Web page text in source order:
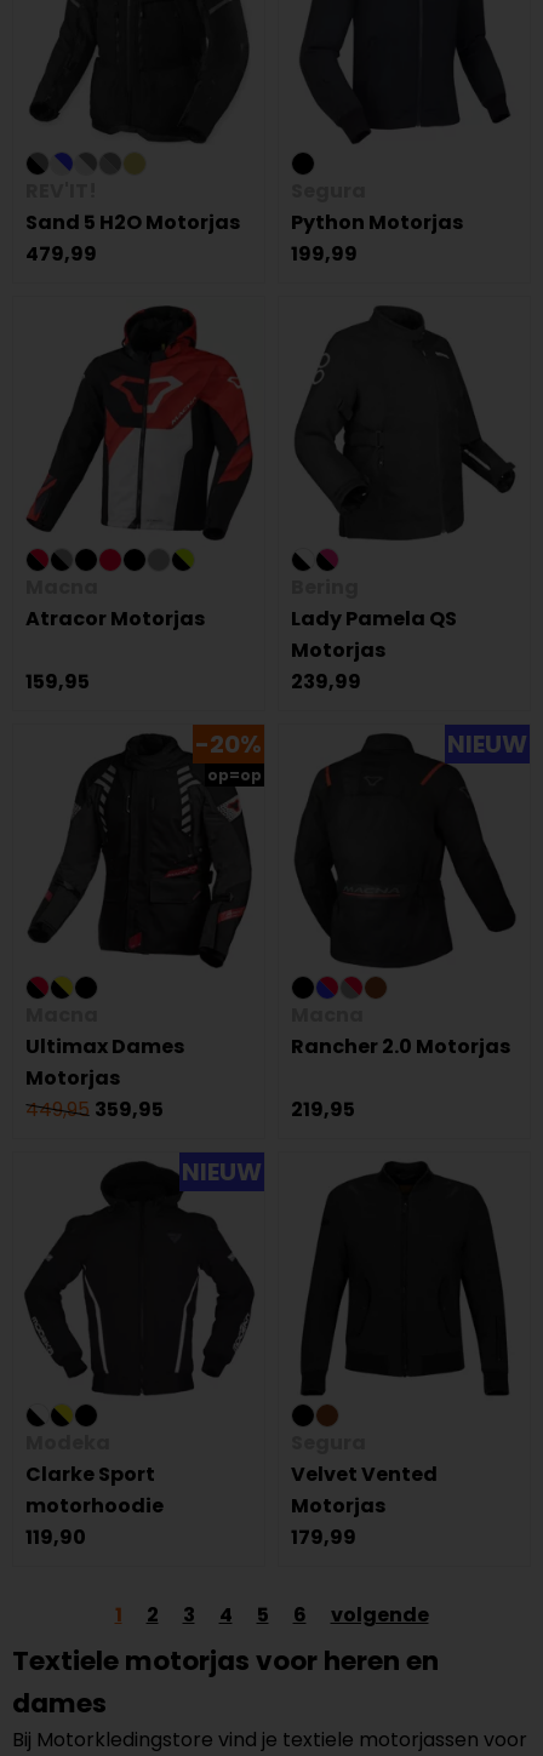
Sand 5 H2O Motorjas
479,99
Python Motorjas
199,99
Atracor Motorjas
159,95
Lady Pamela QS
Motorjas
239,99
-20%
op=op
Ultimax Dames
Motorjas
449,95 359,95
NIEUW
Rancher 2.0 Motorjas
219,95
NIEUW
Clarke Sport
motorhoodie
119,90
Velvet Vented
Motorjas
179,99
1 2 3 4 5 6 volgende
Textiele motorjas voor heren en
dames
Bij Motorkledingstore vind je textiele motorjassen voor